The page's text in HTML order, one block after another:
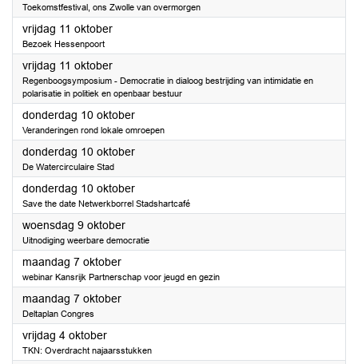
Toekomstfestival, ons Zwolle van overmorgen
vrijdag 11 oktober2024
Bezoek Hessenpoort
vrijdag 11 oktober2024
Regenboogsymposium - Democratie in dialoog bestrijding van intimidatie en
polarisatie in politiek en openbaar bestuur
donderdag 10 oktober2024
Veranderingen rond lokale omroepen
donderdag 10 oktober2024
De Watercirculaire Stad
donderdag 10 oktober2024
Save the date Netwerkborrel Stadshartcafé
woensdag 9 oktober2024
Uitnodiging weerbare democratie
maandag 7 oktober2024
webinar Kansrijk Partnerschap voor jeugd en gezin
maandag 7 oktober2024
Deltaplan Congres
vrijdag 4 oktober2024
TKN: Overdracht najaarsstukken